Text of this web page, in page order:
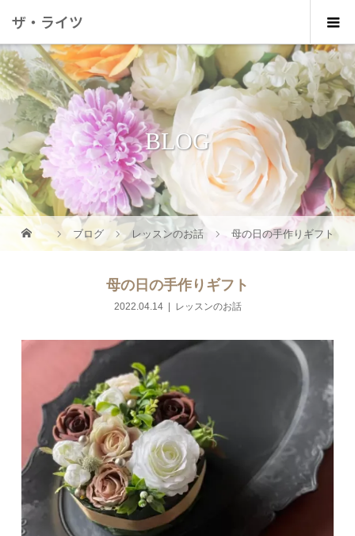
ザ・ライツ
BLOG
ブログ レッスンのお話 母の日の手作りギフト
母の日の手作りギフト
2022.04.14 レッスンのお話